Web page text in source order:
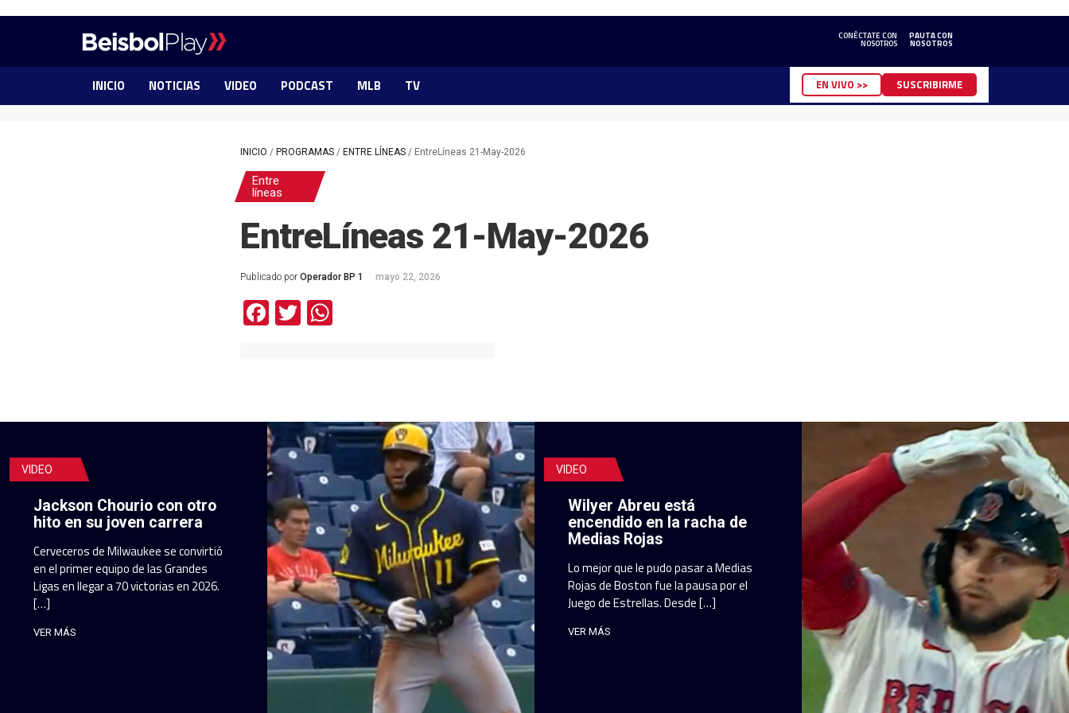
CONÉCTATE CON
NOSOTROS
PAUTA CON
NOSOTROS
INICIO NOTICIAS VIDEO PODCAST MLB TV EN VIVO >> SUSCRIBIRME
INICIO / PROGRAMAS / ENTRE LÍNEAS / EntreLíneas 21-May-2026
Entre
líneas
EntreLíneas 21-May-2026
Publicado porOperador BP 1 mayo 22, 2026
Facebook
Twitter
VIDEO
Jackson Chourio con otro
hito en su joven carrera
Cerveceros de Milwaukee se convirtió
en el primer equipo de las Grandes
Ligas en llegar a 70 victorias en 2026.
[…]
VER MÁS
VIDEO
Wilyer Abreu está
encendido en la racha de
Medias Rojas
Lo mejor que le pudo pasar a Medias
Rojas de Boston fue la pausa por el
Juego de Estrellas. Desde […]
VER MÁS